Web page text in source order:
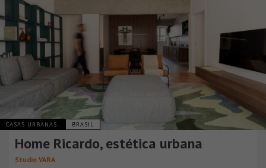
CASAS URBANAS BRASIL
Home Ricardo, estética urbana
Studio VARA